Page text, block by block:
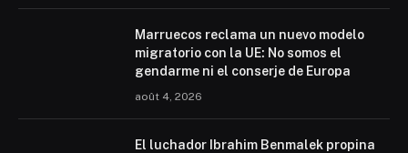
Marruecos reclama un nuevo modelo
migratorio con la UE: No somos el
gendarme ni el conserje de Europa
août 4, 2026
El luchador Ibrahim Benmalek propina